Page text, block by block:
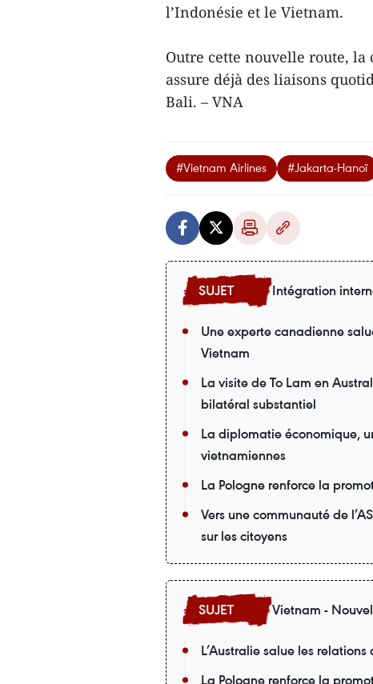
l’Indonésie et le Vietnam.
Outre cette nouvelle route,
assure déjà des liaisons
Bali. – VNA
#Vietnam Airlines #Jakarta-Hanoï
Intégration
Une experte canadienne
Vietnam
La visite de To Lam en
bilatéral substantiel
La diplomatie économique,
vietnamiennes
La Pologne renforce la
Vers une communauté de
sur les citoyens
Vietnam -
L’Australie salue les
La Pologne renforce la